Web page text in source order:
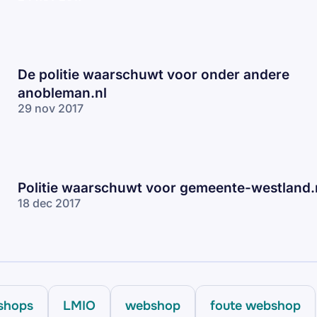
De politie waarschuwt voor onder andere
anobleman.nl
29 nov 2017
Politie waarschuwt voor gemeente-
18 dec 2017
LMIO webshop foute webshop